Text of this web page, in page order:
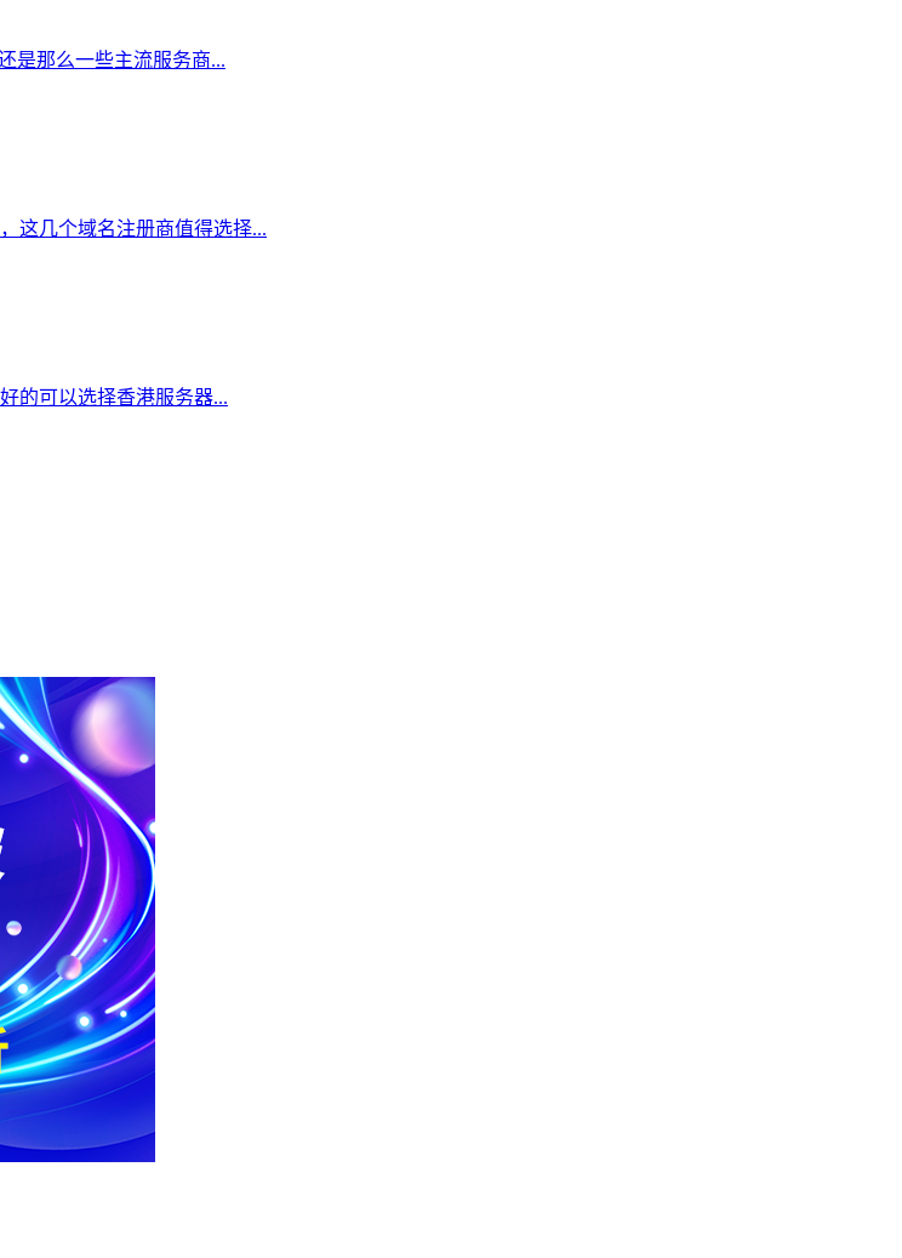
是那么一些主流服务商...
这几个域名注册商值得选择...
的可以选择香港服务器...